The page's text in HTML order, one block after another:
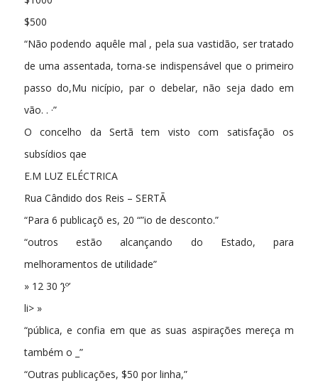
$500
“Não podendo aquêle mal , pela sua vastidão, ser tratado
de uma assentada, torna-se indispensável que o primeiro
passo do,Mu nicípio, par o debelar, não seja dado em
vão. . ·”
O concelho da Sertã tem visto com satisfação os
subsídios qae
E.M LUZ ELÉCTRICA
Rua Cândido dos Reis – SERTÃ
“Para 6 publicaçõ es, 20 “”io de desconto.”
“outros estão alcançando do Estado, para
melhoramentos de utilidade”
» 12 30 ‘}º’
li> »
“pública, e confia em que as suas aspirações mereça m
também o _”
“Outras publicações, $50 por linha,”